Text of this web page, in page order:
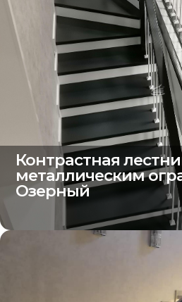
Контрастная
металлическим
Озерный